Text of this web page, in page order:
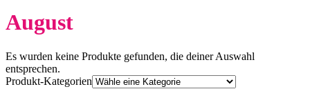
August
Es wurden keine Produkte gefunden, die deiner Auswahl
entsprechen.
Produkt-Kategorien